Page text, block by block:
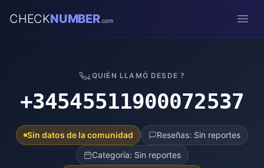
CHECKNUMBER.com
¿QUIÉN LLAMÓ DESDE ?
+34545511900072537
Sin datos de la comunidad
Reseñas: Sin reportes
Categoría: Sin reportes